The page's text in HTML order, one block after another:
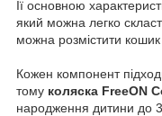
Її основною
який можна легко
можна розмістити
Кожен компонент
тому коляска FreeON
народження дитини до 3